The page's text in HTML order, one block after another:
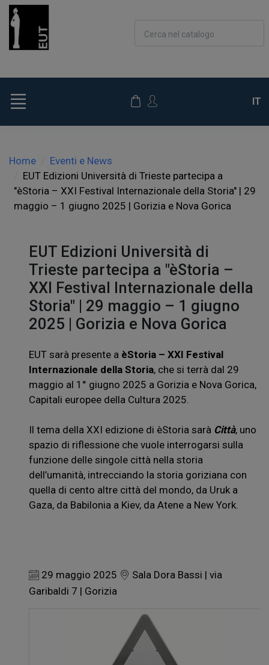
Cerca nel catalogo
IT
Home
Eventi e News
EUT Edizioni Università di Trieste partecipa a
"èStoria – XXI Festival Internazionale della Storia" | 29
maggio – 1 giugno 2025 | Gorizia e Nova Gorica
EUT Edizioni Università di
Trieste partecipa a "èStoria –
XXI Festival Internazionale della
Storia" | 29 maggio – 1 giugno
2025 | Gorizia e Nova Gorica
EUT sarà presente a èStoria – XXI Festival
Internazionale della Storia, che si terrà dal 29
maggio al 1° giugno 2025 a Gorizia e Nova Gorica,
Capitali europee della Cultura 2025.
Il tema della XXI edizione di èStoria sarà Città, uno
spazio di riflessione che vuole interrogarsi sulla
funzione delle singole città nella storia
dell’umanità, intrecciando la storia goriziana con
quella di cento altre città del mondo, da Uruk a
Gaza, da Babilonia a Kiev, da Atene a New York.
29 maggio 2025
Sala Dora Bassi | via
Garibaldi 7 | Gorizia